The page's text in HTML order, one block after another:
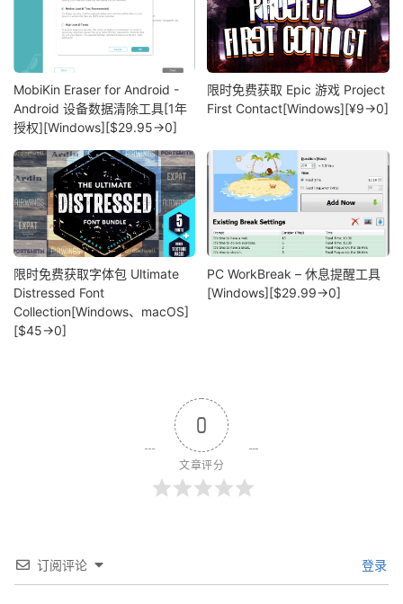
MobiKin Eraser for Android -
Android 设备数据清除工具[1年
授权][Windows][$29.95→0]
限时免费获取 Epic 游戏 Project
First Contact[Windows][¥9→0]
限时免费获取字体包 Ultimate
Distressed Font
Collection[Windows、macOS]
[$45→0]
PC WorkBreak – 休息提醒工具
[Windows][$29.99→0]
0
文章评分
订阅评论 登录